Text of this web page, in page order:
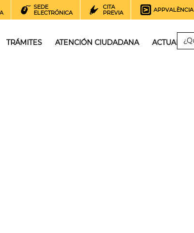
SEDE
ELECTRÓNICA
CITA
PREVIA
APPVALÈNCIA
TRÁMITES ATENCIÓN CIUDADANA